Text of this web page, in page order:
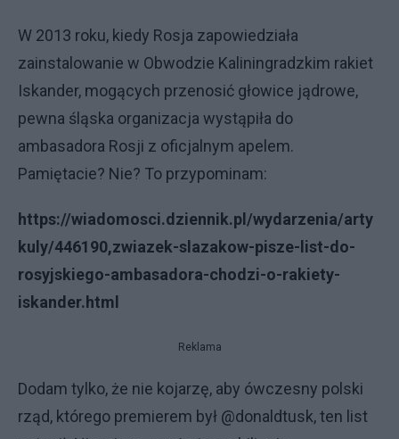
W 2013 roku, kiedy Rosja zapowiedziała
zainstalowanie w Obwodzie Kaliningradzkim rakiet
Iskander, mogących przenosić głowice jądrowe,
pewna śląska organizacja wystąpiła do
ambasadora Rosji z oficjalnym apelem.
Pamiętacie? Nie? To przypominam:
https://wiadomosci.dziennik.pl/wydarzenia/arty
kuly/446190,zwiazek-slazakow-pisze-list-do-
rosyjskiego-ambasadora-chodzi-o-rakiety-
iskander.html
Reklama
Dodam tylko, że nie kojarzę, aby ówczesny polski
rząd, którego premierem był @donaldtusk, ten list